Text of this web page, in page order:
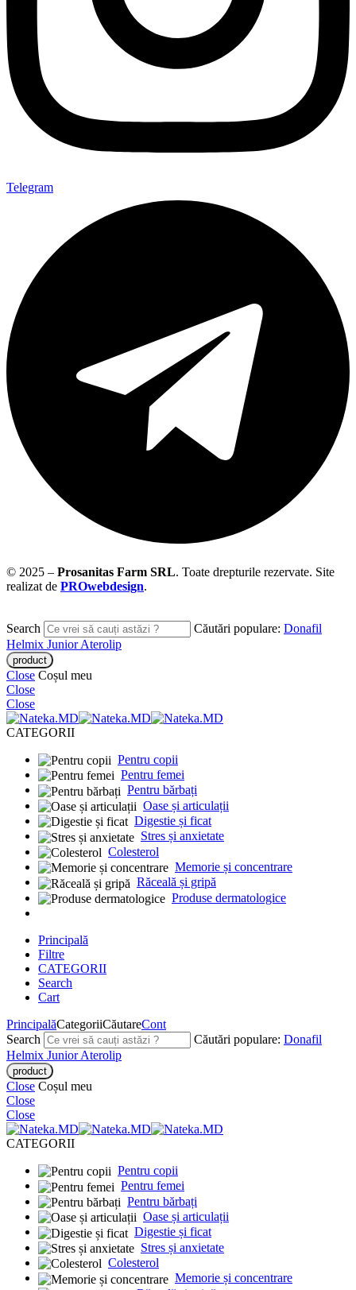
Telegram
© 2025 – Prosanitas Farm SRL. Toate drepturile rezervate. Site
realizat de PROwebdesign.
Search Căutări populare: Donafil
Helmix JuniorAterolip
Close Coșul meu
Close
Close
CATEGORII
Pentru copii
Pentru femei
Pentru bărbați
Oase și articulații
Digestie și ficat
Stres și anxietate
Colesterol
Memorie și concentrare
Răceală și gripă
Produse dermatologice
Principală
Filtre
CATEGORII
Search
Cart
PrincipalăCategoriiCăutareCont
Search
Căutări populare: Donafil
Helmix JuniorAterolip
Close Coșul meu
Close
Close
CATEGORII
Pentru copii
Pentru femei
Pentru bărbați
Oase și articulații
Digestie și ficat
Stres și anxietate
Colesterol
Memorie și concentrare